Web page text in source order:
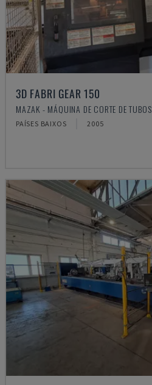
3D FABRI GEAR 150
MAZAK - MÁQUINA DE CORTE DE TUBOS
PAÍSES BAIXOS 2005